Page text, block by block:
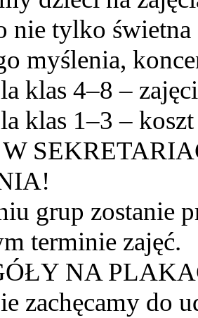
nie tylko
myślenia,
klas 4–8 –
klas 1–3 –
grup zostanie
terminie zajęć.
NA
zachęcamy do